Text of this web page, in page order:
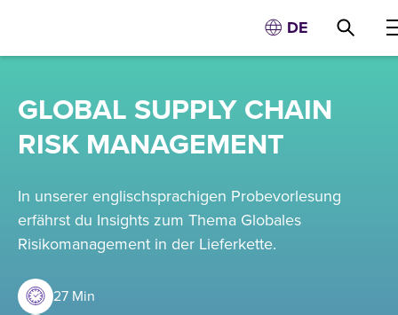
DE
GLOBAL SUPPLY CHAIN
RISK MANAGEMENT
In unserer englischsprachigen Probevorlesung
erfährst du Insights zum Thema Globales
Risikomanagement in der Lieferkette.
27 Min